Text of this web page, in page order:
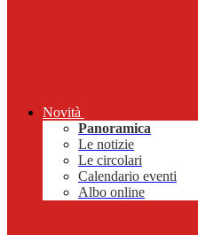
Novità
Panoramica
Le notizie
Le circolari
Calendario eventi
Albo online